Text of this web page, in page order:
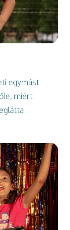
egymást
miért